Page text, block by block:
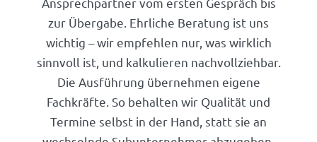
zur Übergabe. Ehrliche Beratung ist uns
wichtig – wir empfehlen nur, was wirklich
sinnvoll ist, und kalkulieren nachvollziehbar.
Die Ausführung übernehmen eigene
Fachkräfte. So behalten wir Qualität und
Termine selbst in der Hand, statt sie an